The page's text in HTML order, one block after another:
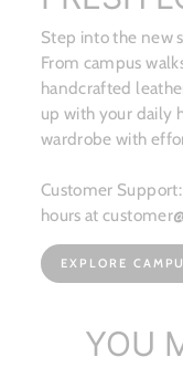
Step into the new
From campus
handcrafted
up with your daily
wardrobe with
Customer
hours at
EXPLORE
YOU